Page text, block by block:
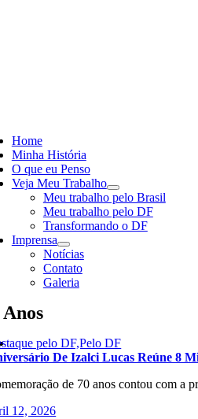
Home
Minha História
O que eu Penso
Veja Meu Trabalho
Meu trabalho pelo Brasil
Meu trabalho pelo DF
Transformando o DF
Imprensa
Notícias
Contato
Galeria
Anos
pelo DF,Pelo DF
De Izalci Lucas Reúne 8
de 70 anos contou com a
12, 2026